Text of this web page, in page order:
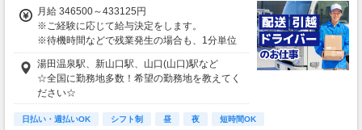
社会保険 ：3万円
-----------------------
支出合計 ：5万円
→毎月20万円程度の貯金が目指せます！
短期でお金を貯めたい方にはピッタリ！
月給 346500～433125円
※ご経験に応じて給与決定をします。
※待機時間などで残業発生の場合も、1分単位
で残業代をお支払いします！
※研修・研修時給については面談時にお伝えし
ます
＊交通費一部支給（案件による）
湯田温泉駅、新山口駅、山口(山口)駅など
☆全国に勤務地多数！希望の勤務地を教えてく
ださい☆
日払い・週払いOK シフト制 昼 夜
短時間OK